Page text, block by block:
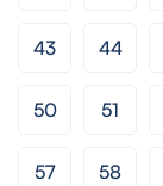
43 44
50 51
57 58